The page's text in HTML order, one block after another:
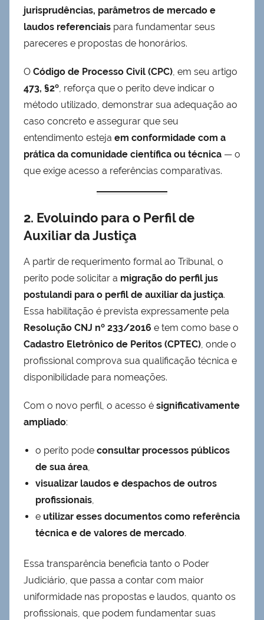
jurisprudências, parâmetros de mercado e
laudos referenciais para fundamentar seus
pareceres e propostas de honorários.
O Código de Processo Civil (CPC), em seu artigo
473, §2º, reforça que o perito deve indicar o
método utilizado, demonstrar sua adequação ao
caso concreto e assegurar que seu
entendimento esteja em conformidade com a
prática da comunidade científica ou técnica — o
que exige acesso a referências comparativas.
2. Evoluindo para o Perfil de
Auxiliar da Justiça
A partir de requerimento formal ao Tribunal, o
perito pode solicitar a migração do perfil jus
postulandi para o perfil de auxiliar da justiça.
Essa habilitação é prevista expressamente pela
Resolução CNJ nº 233/2016 e tem como base o
Cadastro Eletrônico de Peritos (CPTEC), onde o
profissional comprova sua qualificação técnica e
disponibilidade para nomeações.
Com o novo perfil, o acesso é significativamente
ampliado:
o perito pode consultar processos públicos
de sua área,
visualizar laudos e despachos de outros
profissionais,
e utilizar esses documentos como referência
técnica e de valores de mercado.
Essa transparência beneficia tanto o Poder
Judiciário, que passa a contar com maior
uniformidade nas propostas e laudos, quanto os
profissionais, que podem fundamentar suas